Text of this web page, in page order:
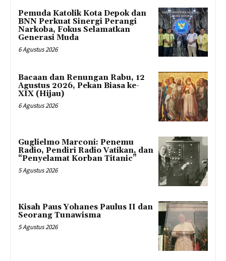
Pemuda Katolik Kota Depok dan
BNN Perkuat Sinergi Perangi
Narkoba, Fokus Selamatkan
Generasi Muda
6 Agustus 2026
Bacaan dan Renungan Rabu, 12
Agustus 2026, Pekan Biasa ke-
XIX (Hijau)
6 Agustus 2026
Guglielmo Marconi: Penemu
Radio, Pendiri Radio Vatikan, dan
“Penyelamat Korban Titanic”
5 Agustus 2026
Kisah Paus Yohanes Paulus II dan
Seorang Tunawisma
5 Agustus 2026